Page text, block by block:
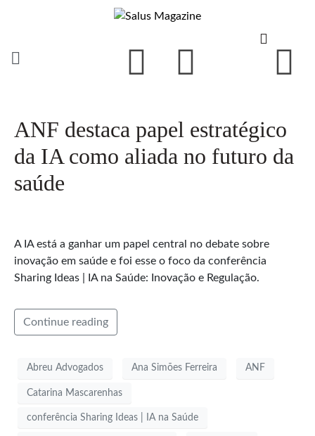
ANF destaca papel estratégico
da IA como aliada no futuro da
saúde
A IA está a ganhar um papel central no debate sobre
inovação em saúde e foi esse o foco da conferência
Sharing Ideas | IA na Saúde: Inovação e Regulação.
Continue reading
Abreu Advogados Ana Simões Ferreira ANF
Catarina Mascarenhas
conferência Sharing Ideas | IA na Saúde